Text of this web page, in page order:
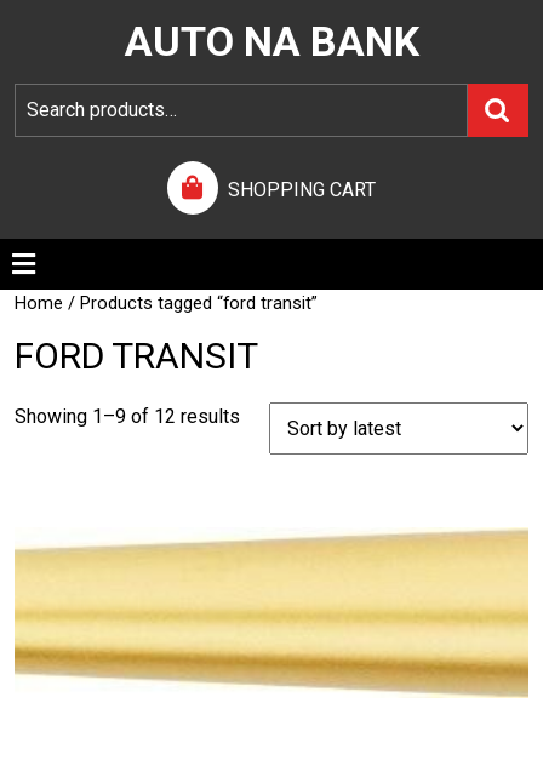
AUTO NA BANK
SHOPPING CART
Home / Products tagged “ford transit”
FORD TRANSIT
Showing 1–9 of 12 results